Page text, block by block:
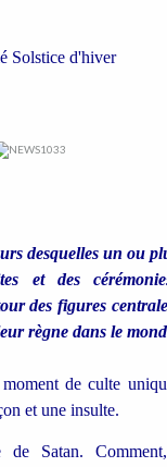
Solstice d'hiver
desquelles un ou
et des
des figures
règne dans le
de culte
et une insulte.
Satan.